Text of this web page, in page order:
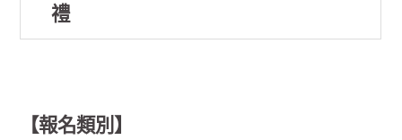
禮
【報名類別】